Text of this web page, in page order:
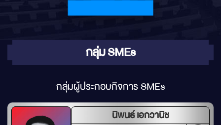
กลุ่ม SMEs
กลุ่มผู้ประกอบกิจการ SMEs
นิพนธ์ เอกวานิช